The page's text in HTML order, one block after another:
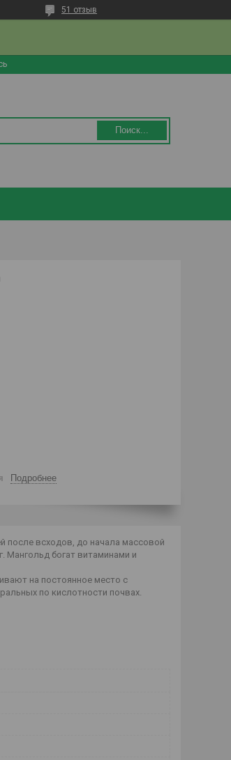
51 отзыв
Поиск...
Подробнее
после всходов, до начала массовой
Мангольд богат витаминами и
на постоянное место с
по кислотности почвах.